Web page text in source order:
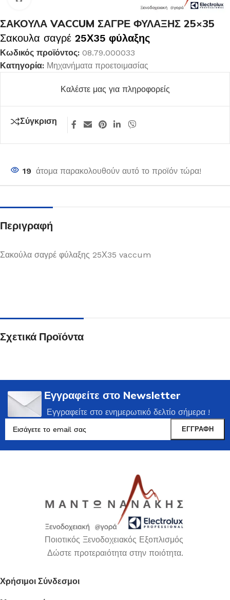
ΣΑΚΟΥΛΑ VACCUM ΣΑΓΡΕ ΦΥΛΑΞΗΣ 25×35
Σακουλα σαγρέ 25Χ35 φύλαξης
Κωδικός προϊόντος: 08.79.000033
Κατηγορία: Μηχανήματα προετοιμασίας
Καλέστε μας για πληροφορείς
Σύγκριση
19 άτομα παρακολουθούν αυτό το προϊόν τώρα!
Περιγραφή
Σακούλα σαγρέ φύλαξης 25Χ35 vaccum
Σχετικά Προϊόντα
Εγγραφείτε στο Newsletter
Εγγραφείτε στο ενημερωτικό δελτίο σήμερα !
Ποιοτικός Ξενοδοχειακός Εξοπλισμός
Δώστε προτεραιότητα στην ποιότητα.
Χρήσιμοι Σύνδεσμοι